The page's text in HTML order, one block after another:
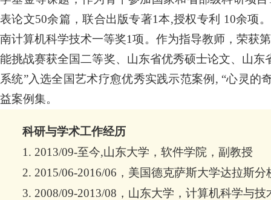
表论文50余篇，联合出版专著1本,授权专利 10余项
南计算机科学技术一等奖1项。作为指导教师，荣获
能挑战赛获全国二等奖、山东省优秀硕士论文、山
系统”入选全国艺术疗愈优秀实践示范案例, “心灵的
益案例集。
科研与学术工作经历
1. 2013/09-至今,山东大学，软件学院，副教授
2. 2015/06-2016/06，美国德克萨斯大学达拉斯
3. 2008/09-2013/08，山东大学，计算机科学与